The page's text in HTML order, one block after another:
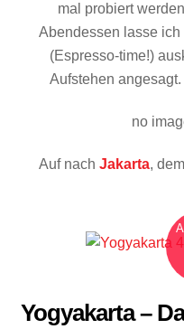
mal probiert
Abendessen lasse
(Espresso-time!)
Aufstehen
no
Auf nach Jakarta,
Yogyakarta –